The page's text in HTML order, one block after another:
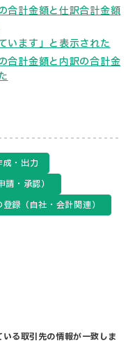
合計金額と仕訳合計金額
います」と表示された
合計金額と内訳の合計金
・出力
請・承認）
録（自社・会計関連）
る取引先の情報が一致しま